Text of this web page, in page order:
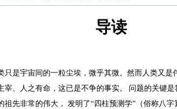
导读
只是宇宙间的一粒尘埃，微乎其微。然而人类又
宰、人之有命，这已是不争的事实。 问题的关键
祖先非常的伟大， 发明了“四柱预测学”（俗称八